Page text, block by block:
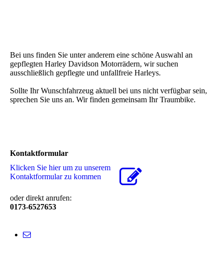
Bei uns finden Sie unter anderem eine schöne Auswahl an
gepflegten Harley Davidson Motorrädern, wir suchen
ausschließlich gepflegte und unfallfreie Harleys.
Sollte Ihr Wunschfahrzeug aktuell bei uns nicht verfügbar sein,
sprechen Sie uns an. Wir finden gemeinsam Ihr Traumbike.
Kontaktformular
Klicken Sie hier um zu unserem
Kon­takt­for­mu­lar zu kommen
oder direkt anrufen:
0173-6527653